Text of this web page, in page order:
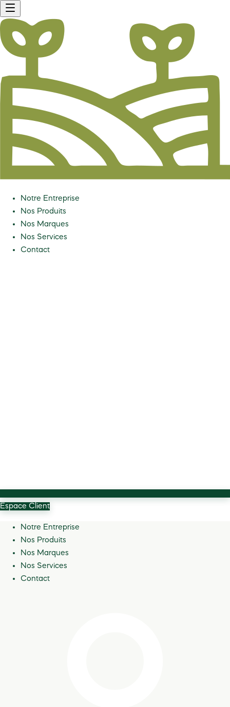
Notre Entreprise
Nos Produits
Nos Marques
Nos Services
Contact
Espace Client
Notre Entreprise
Nos Produits
Nos Marques
Nos Services
Contact